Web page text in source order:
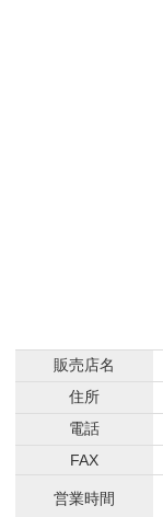
販売店名
住所
電話
FAX
営業時間